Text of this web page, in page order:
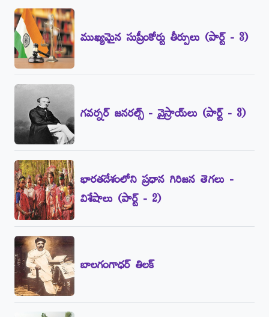
ముఖ్యమైన సుప్రీంకోర్టు తీర్పులు (పార్ట్‌ - 3)
గవర్నర్‌ జనరల్స్‌ - వైస్రాయ్‌లు (పార్ట్‌ - 3)
భారతదేశంలోని ప్రధాన గిరిజన తెగలు -
విశేషాలు (పార్ట్‌ - 2)
బాలగంగాధర్‌ తిలక్‌